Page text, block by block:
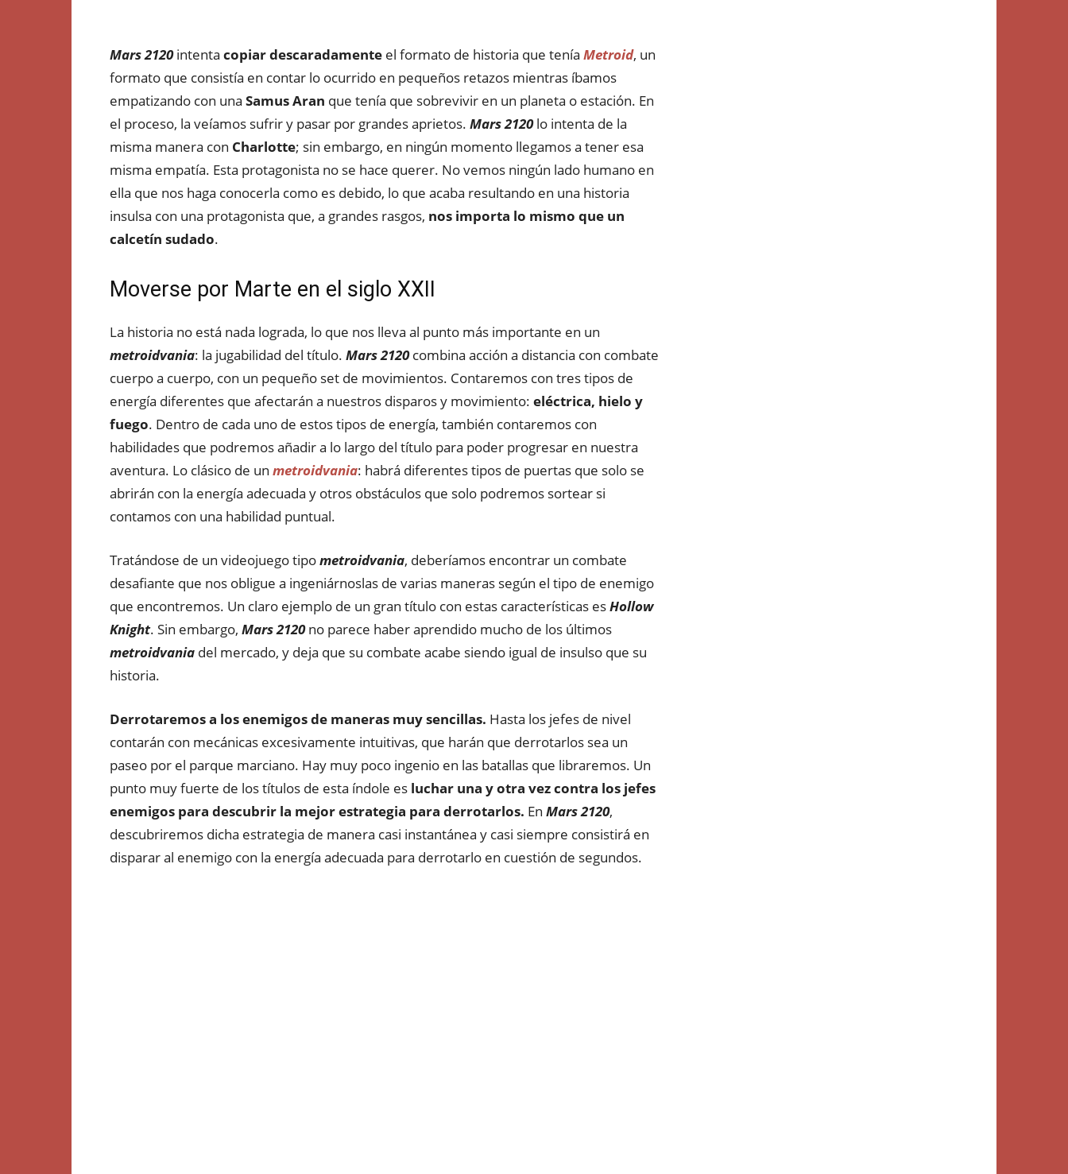
Mars 2120intenta copiar descaradamente el formato de historia que tenía Metroid, un
formato que consistía en contar lo ocurrido en pequeños retazos mientras íbamos
empatizando con una Samus Aran que tenía que sobrevivir en un planeta o estación. En
el proceso, la veíamos sufrir y pasar por grandes aprietos. Mars 2120lo intenta de la
misma manera con Charlotte; sin embargo, en ningún momento llegamos a tener esa
misma empatía. Esta protagonista no se hace querer. No vemos ningún lado humano en
ella que nos haga conocerla como es debido, lo que acaba resultando en una historia
insulsa con una protagonista que, a grandes rasgos, nos importa lo mismo que un
calcetín sudado.
Moverse por Marte en el siglo XXII
La historia no está nada lograda, lo que nos lleva al punto más importante en un
metroidvania: la jugabilidad del título. Mars 2120combina acción a distancia con combate
cuerpo a cuerpo, con un pequeño set de movimientos. Contaremos con tres tipos de
energía diferentes que afectarán a nuestros disparos y movimiento: eléctrica, hielo y
fuego. Dentro de cada uno de estos tipos de energía, también contaremos con
habilidades que podremos añadir a lo largo del título para poder progresar en nuestra
aventura. Lo clásico de un metroidvania: habrá diferentes tipos de puertas que solo se
abrirán con la energía adecuada y otros obstáculos que solo podremos sortear si
contamos con una habilidad puntual.
Tratándose de un videojuego tipometroidvania, deberíamos encontrar un combate
desafiante que nos obligue a ingeniárnoslas de varias maneras según el tipo de enemigo
que encontremos. Un claro ejemplo de un gran título con estas características esHollow
Knight. Sin embargo, Mars 2120 no parece haber aprendido mucho de los últimos
metroidvania del mercado, y deja que su combate acabe siendo igual de insulso que su
historia.
Derrotaremos a los enemigos de maneras muy sencillas. Hasta los jefes de nivel
contarán con mecánicas excesivamente intuitivas, que harán que derrotarlos sea un
paseo por el parque marciano. Hay muy poco ingenio en las batallas que libraremos. Un
punto muy fuerte de los títulos de esta índole es luchar una y otra vez contra los jefes
enemigos para descubrir la mejor estrategia para derrotarlos. En Mars 2120,
descubriremos dicha estrategia de manera casi instantánea y casi siempre consistirá en
disparar al enemigo con la energía adecuada para derrotarlo en cuestión de segundos.